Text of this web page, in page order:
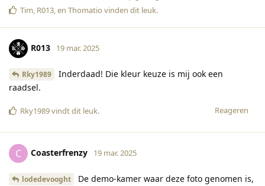
Tim, R013, en Thomatio vinden dit leuk.
R013 19 mar. 2025
Rky1989
Inderdaad! Die kleur keuze is mij ook een
raadsel.
Reageren
Rky1989vindt dit leuk.
C Coasterfrenzy 19 mar. 2025
lodedevooght
De demo-kamer waar deze foto genomen is,